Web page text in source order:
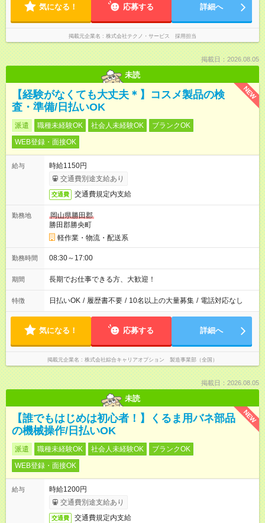
気になる！ 応募する 詳細へ
掲載元企業名 株式会社テクノ・サービス 採用担当
掲載日：2026.08.05
未読
NEW
【経験がなくても大丈夫＊】コスメ製品の検
査・準備/日払いOK
派遣 職種未経験OK 社会人未経験OK
ブランクOK
WEB登録・面接OK
給与
時給1150円
交通費別途支給あり
交通費 交通費規定内支給
勤務地
岡山県勝田郡
勝田郡勝央町
軽作業・物流・配送系
勤務時間 08:30～17:00
期間 長期でお仕事できる方、大歓迎！
特徴 日払いOK / 履歴書不要 / 10名以上の大量募集 / 電話対応なし
気になる！ 応募する 詳細へ
掲載元企業名 株式会社綜合キャリアオプション 製造事業部（全国）
掲載日：2026.08.05
未読
NEW
【誰でもはじめは初心者！】くるま用バネ部品
の機械操作/日払いOK
派遣 職種未経験OK 社会人未経験OK
ブランクOK
WEB登録・面接OK
給与
時給1200円
交通費別途支給あり
交通費 交通費規定内支給